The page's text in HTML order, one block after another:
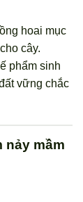
hoai mục
cây.
phẩm sinh
vững chắc
nảy mầm